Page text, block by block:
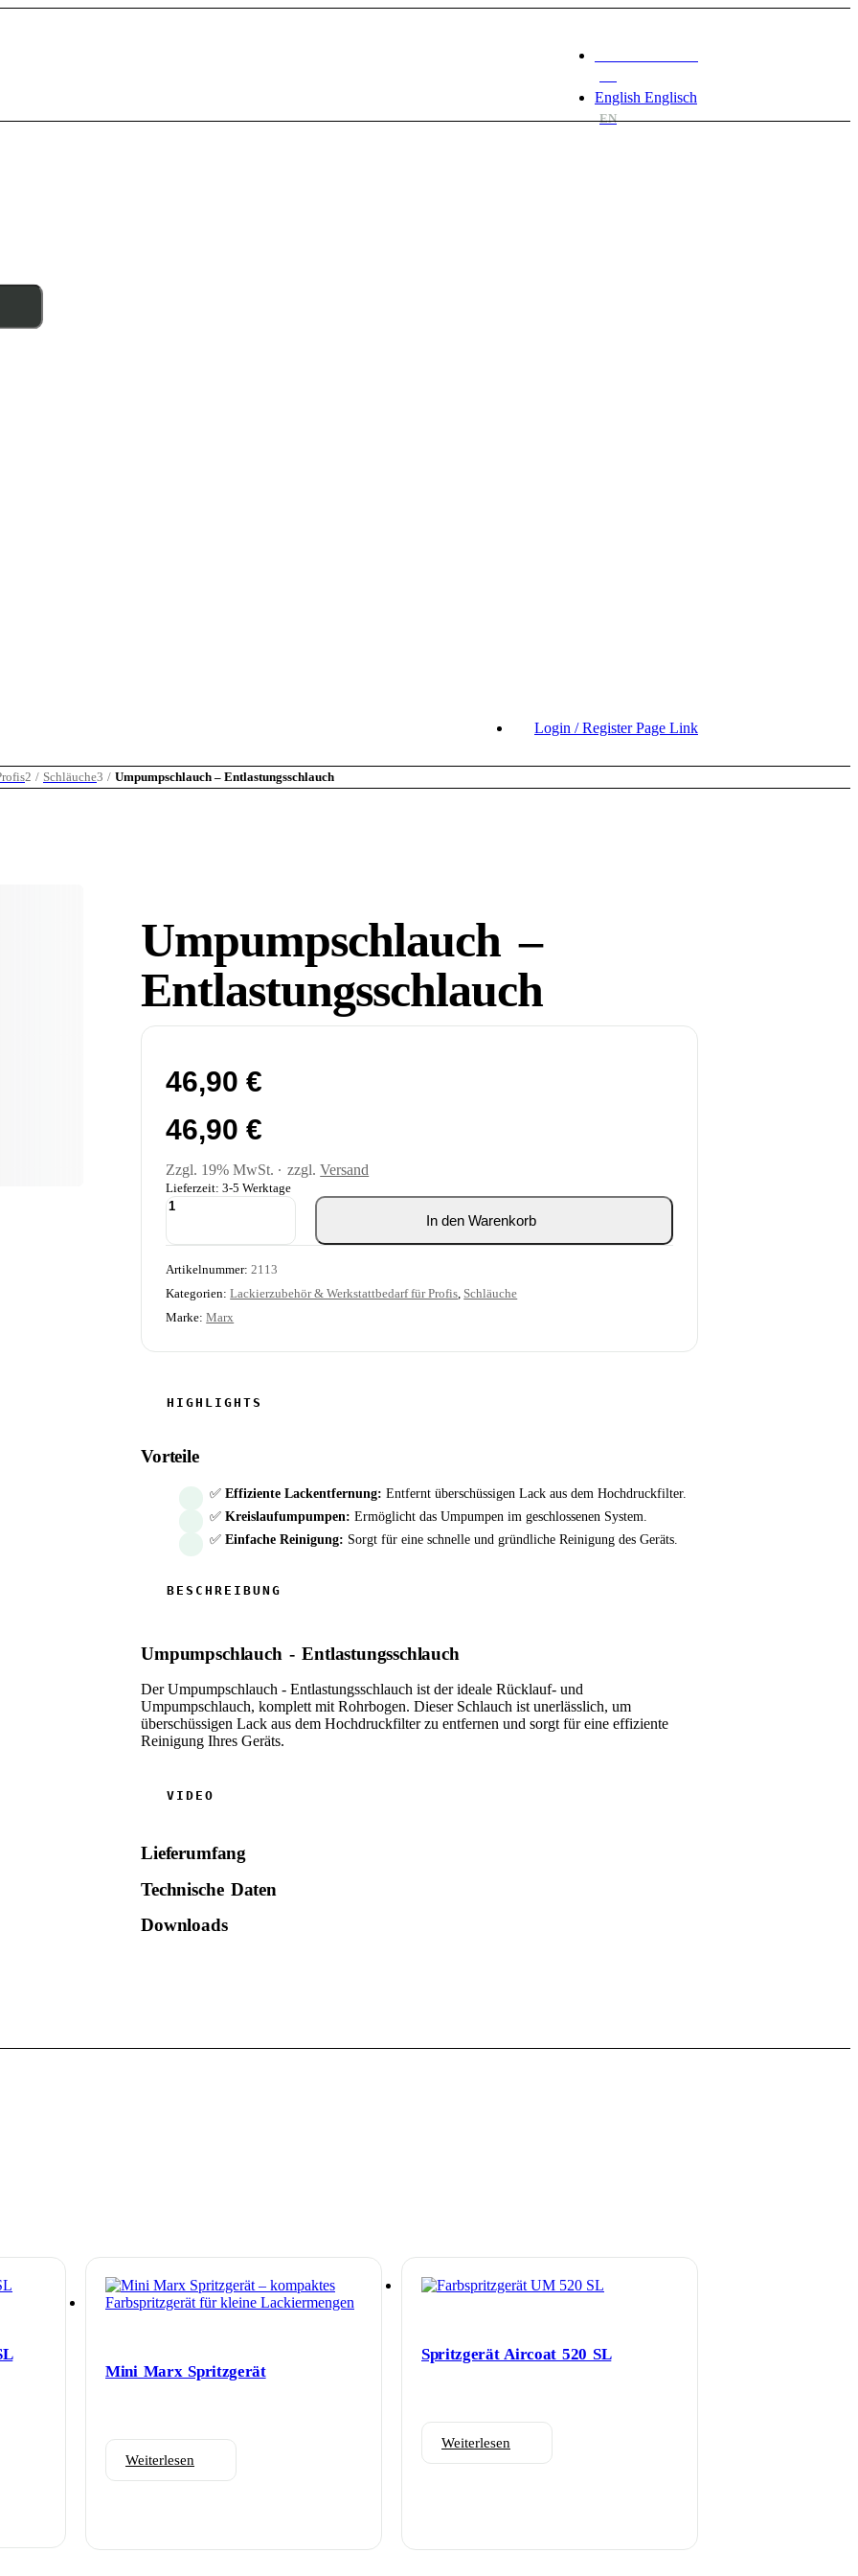
English Englisch
EN
Login / Register Page Link
2 / Schläuche3 / Umpumpschlauch – Entlastungsschlauch
Umpumpschlauch –
Entlastungsschlauch
46,90€
46,90€
Zzgl. 19% MwSt. zzgl.Versand
Lieferzeit: 3-5 Werktage
Umpumpschlauch
Entlastungsschlauch
In den Warenkorb
Artikelnummer:2113
Kategorien:Lackierzubehör & Werkstattbedarf für Profis, Schläuche
Marke:Marx
Vorteile
✅Effiziente Lackentfernung: Entfernt überschüssigen Lack aus dem Hochdruckfilter.
✅Kreislaufumpumpen: Ermöglicht das Umpumpen im geschlossenen System.
✅Einfache Reinigung: Sorgt für eine schnelle und gründliche Reinigung des Geräts.
Umpumpschlauch - Entlastungsschlauch
Der Umpumpschlauch - Entlastungsschlauch ist der ideale Rücklauf- und
Umpumpschlauch, komplett mit Rohrbogen. Dieser Schlauch ist unerlässlich, um
überschüssigen Lack aus dem Hochdruckfilter zu entfernen und sorgt für eine effiziente
Reinigung Ihres Geräts.
Lieferumfang
Technische Daten
Downloads
Mini Marx Spritzgerät
Weiterlesen
Spritzgerät Aircoat 520 SL
Weiterlesen